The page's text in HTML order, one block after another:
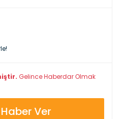
Gelince Haberdar Olmak
Ver